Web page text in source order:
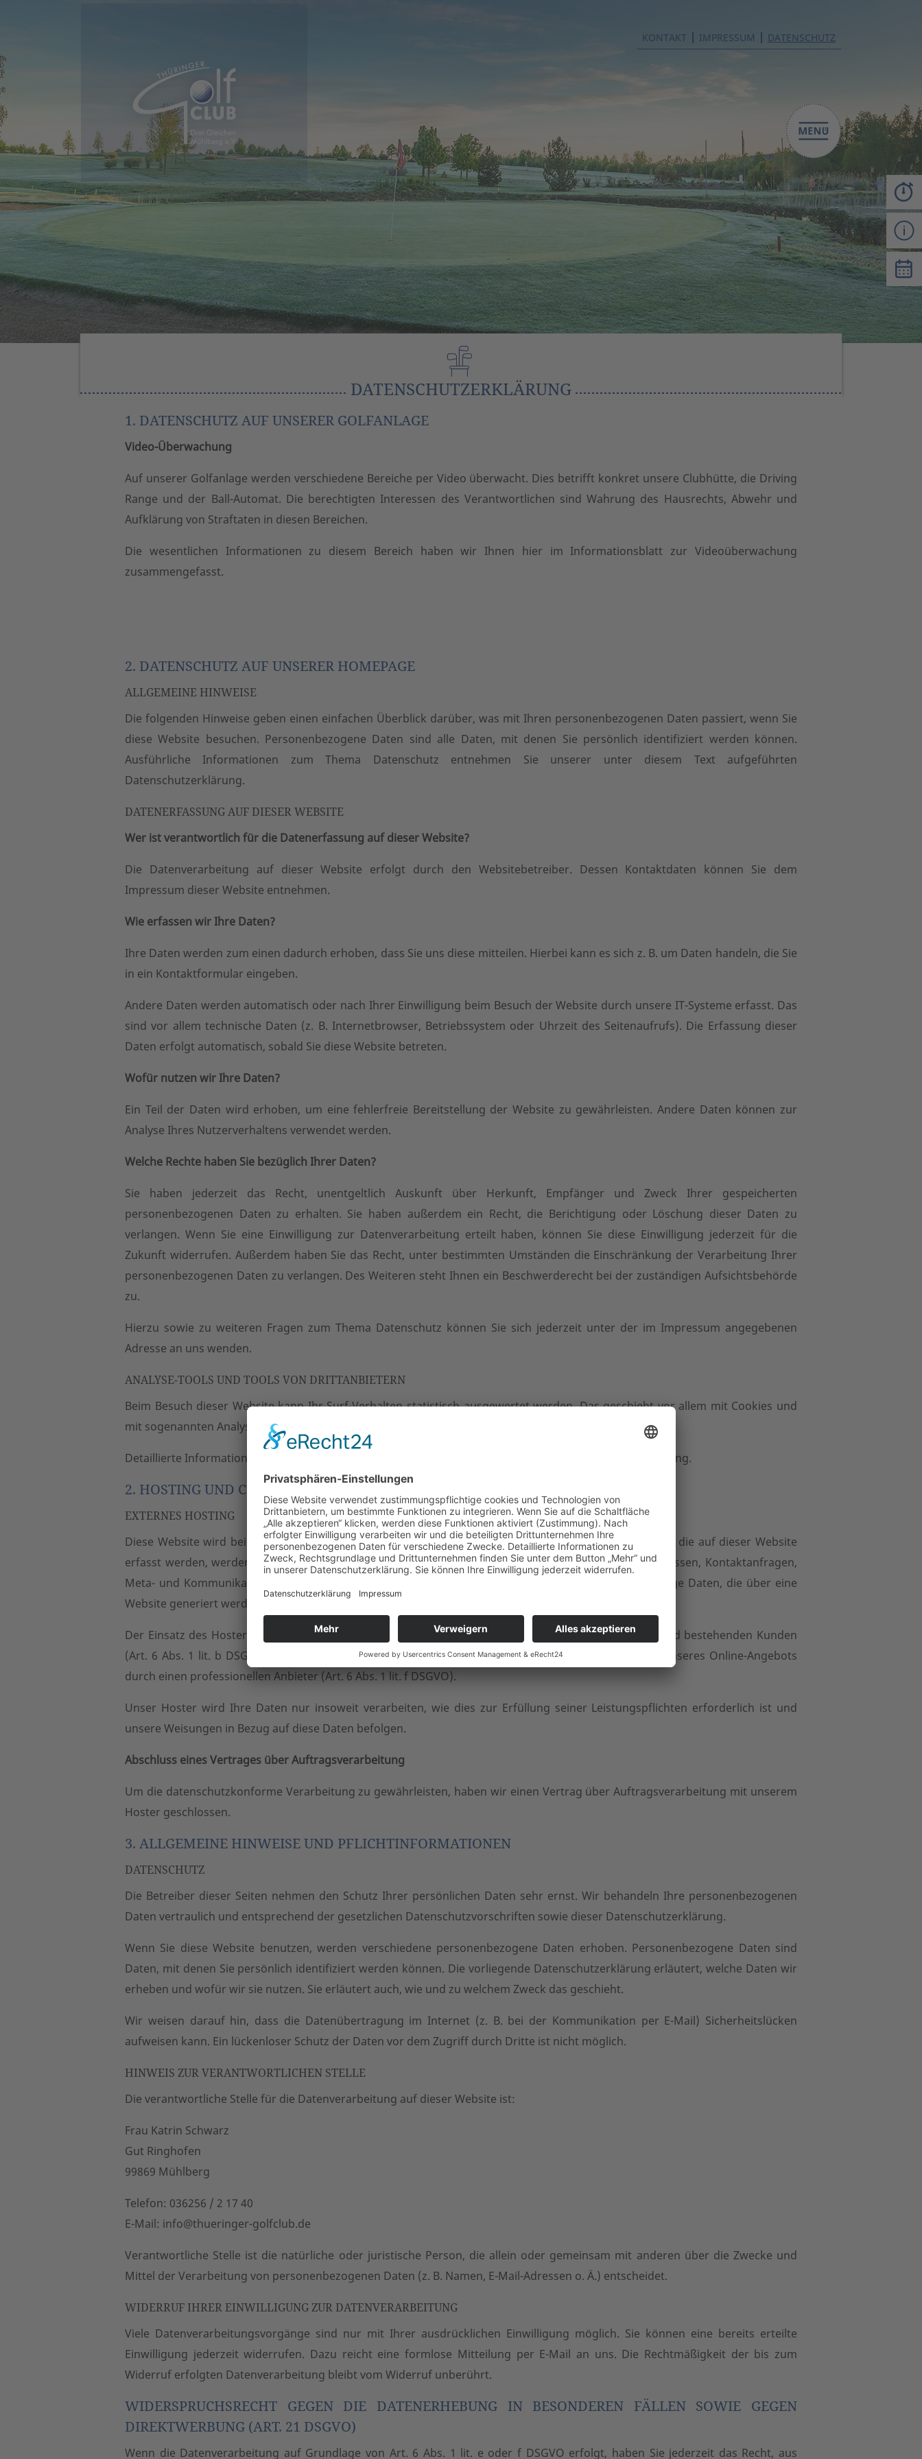
KONTAKT IMPRESSUM DATENSCHUTZ
DATENSCHUTZERKLÄRUNG
1. DATENSCHUTZ AUF UNSERER GOLFANLAGE
Video-Überwachung
Auf unserer Golfanlage werden verschiedene Bereiche per Video überwacht. Dies betrifft konkret unsere Clubhütte, die Driving
Range und der Ball-Automat. Die berechtigten Interessen des Verantwortlichen sind Wahrung des Hausrechts, Abwehr und
Aufklärung von Straftaten in diesen Bereichen.
Die wesentlichen Informationen zu diesem Bereich haben wir Ihnen hier im Informationsblatt zur Videoüberwachung
zusammengefasst.
2. DATENSCHUTZ AUF UNSERER HOMEPAGE
ALLGEMEINE HINWEISE
Die folgenden Hinweise geben einen einfachen Überblick darüber, was mit Ihren personenbezogenen Daten passiert, wenn Sie
diese Website besuchen. Personenbezogene Daten sind alle Daten, mit denen Sie persönlich identifiziert werden können.
Ausführliche Informationen zum Thema Datenschutz entnehmen Sie unserer unter diesem Text aufgeführten
Datenschutzerklärung.
DATENERFASSUNG AUF DIESER WEBSITE
Wer ist verantwortlich für die Datenerfassung auf dieser Website?
Die Datenverarbeitung auf dieser Website erfolgt durch den Websitebetreiber. Dessen Kontaktdaten können Sie dem
Impressum dieser Website entnehmen.
Wie erfassen wir Ihre Daten?
Ihre Daten werden zum einen dadurch erhoben, dass Sie uns diese mitteilen. Hierbei kann es sich z. B. um Daten handeln, die Sie
in ein Kontaktformular eingeben.
Andere Daten werden automatisch oder nach Ihrer Einwilligung beim Besuch der Website durch unsere IT-Systeme erfasst. Das
sind vor allem technische Daten (z. B. Internetbrowser, Betriebssystem oder Uhrzeit des Seitenaufrufs). Die Erfassung dieser
Daten erfolgt automatisch, sobald Sie diese Website betreten.
Wofür nutzen wir Ihre Daten?
Ein Teil der Daten wird erhoben, um eine fehlerfreie Bereitstellung der Website zu gewährleisten. Andere Daten können zur
Analyse Ihres Nutzerverhaltens verwendet werden.
Welche Rechte haben Sie bezüglich Ihrer Daten?
Sie haben jederzeit das Recht, unentgeltlich Auskunft über Herkunft, Empfänger und Zweck Ihrer gespeicherten
personenbezogenen Daten zu erhalten. Sie haben außerdem ein Recht, die Berichtigung oder Löschung dieser Daten zu
verlangen. Wenn Sie eine Einwilligung zur Datenverarbeitung erteilt haben, können Sie diese Einwilligung jederzeit für die
Zukunft widerrufen. Außerdem haben Sie das Recht, unter bestimmten Umständen die Einschränkung der Verarbeitung Ihrer
personenbezogenen Daten zu verlangen. Des Weiteren steht Ihnen ein Beschwerderecht bei der zuständigen Aufsichtsbehörde
zu.
Hierzu sowie zu weiteren Fragen zum Thema Datenschutz können Sie sich jederzeit unter der im Impressum angegebenen
Adresse an uns wenden.
ANALYSE-TOOLS UND TOOLS VON DRITTANBIETERN
Beim Besuch dieser Website kann Ihr Surf-Verhalten statistisch ausgewertet werden. Das geschieht vor allem mit Cookies und
mit sogenannten Analyseprogrammen.
Detaillierte Informationen zu diesen Analyseprogrammen finden Sie in der folgenden Datenschutzerklärung.
2. HOSTING UND CONTENT DELIVERY NETWORKS (CDN)
EXTERNES HOSTING
Diese Website wird bei einem externen Dienstleister gehostet (Hoster). Die personenbezogenen Daten, die auf dieser Website
erfasst werden, werden auf den Servern des Hosters gespeichert. Hierbei kann es sich v. a. um IP-Adressen, Kontaktanfragen,
Meta- und Kommunikationsdaten, Vertragsdaten, Kontaktdaten, Namen, Webseitenzugriffe und sonstige Daten, die über eine
Website generiert werden, handeln.
Der Einsatz des Hosters erfolgt zum Zwecke der Vertragserfüllung gegenüber unseren potenziellen und bestehenden Kunden
(Art. 6 Abs. 1 lit. b DSGVO) und im Interesse einer sicheren, schnellen und effizienten Bereitstellung unseres Online-Angebots
durch einen professionellen Anbieter (Art. 6 Abs. 1 lit. f DSGVO).
Unser Hoster wird Ihre Daten nur insoweit verarbeiten, wie dies zur Erfüllung seiner Leistungspflichten erforderlich ist und
unsere Weisungen in Bezug auf diese Daten befolgen.
Abschluss eines Vertrages über Auftragsverarbeitung
Um die datenschutzkonforme Verarbeitung zu gewährleisten, haben wir einen Vertrag über Auftragsverarbeitung mit unserem
Hoster geschlossen.
3. ALLGEMEINE HINWEISE UND PFLICHTINFORMATIONEN
DATENSCHUTZ
Die Betreiber dieser Seiten nehmen den Schutz Ihrer persönlichen Daten sehr ernst. Wir behandeln Ihre personenbezogenen
Daten vertraulich und entsprechend der gesetzlichen Datenschutzvorschriften sowie dieser Datenschutzerklärung.
Wenn Sie diese Website benutzen, werden verschiedene personenbezogene Daten erhoben. Personenbezogene Daten sind
Daten, mit denen Sie persönlich identifiziert werden können. Die vorliegende Datenschutzerklärung erläutert, welche Daten wir
erheben und wofür wir sie nutzen. Sie erläutert auch, wie und zu welchem Zweck das geschieht.
Wir weisen darauf hin, dass die Datenübertragung im Internet (z. B. bei der Kommunikation per E-Mail) Sicherheitslücken
aufweisen kann. Ein lückenloser Schutz der Daten vor dem Zugriff durch Dritte ist nicht möglich.
HINWEIS ZUR VERANTWORTLICHEN STELLE
Die verantwortliche Stelle für die Datenverarbeitung auf dieser Website ist:
Frau Katrin Schwarz
Gut Ringhofen
99869 Mühlberg
Telefon: 036256 / 2 17 40
E-Mail: info@thueringer-golfclub.de
Verantwortliche Stelle ist die natürliche oder juristische Person, die allein oder gemeinsam mit anderen über die Zwecke und
Mittel der Verarbeitung von personenbezogenen Daten (z. B. Namen, E-Mail-Adressen o. Ä.) entscheidet.
WIDERRUF IHRER EINWILLIGUNG ZUR DATENVERARBEITUNG
Viele Datenverarbeitungsvorgänge sind nur mit Ihrer ausdrücklichen Einwilligung möglich. Sie können eine bereits erteilte
Einwilligung jederzeit widerrufen. Dazu reicht eine formlose Mitteilung per E-Mail an uns. Die Rechtmäßigkeit der bis zum
Widerruf erfolgten Datenverarbeitung bleibt vom Widerruf unberührt.
WIDERSPRUCHSRECHT GEGEN DIE DATENERHEBUNG IN BESONDEREN FÄLLEN SOWIE GEGEN
DIREKTWERBUNG (ART. 21 DSGVO)
Wenn die Datenverarbeitung auf Grundlage von Art. 6 Abs. 1 lit. e oder f DSGVO erfolgt, haben Sie jederzeit das Recht, aus